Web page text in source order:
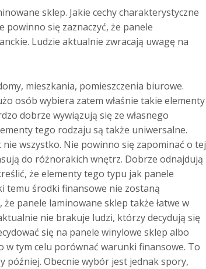
sklep. Jakie cechy charakterystyczne
powinno się zaznaczyć, że panele
Ludzie aktualnie zwracają uwagę na
mieszkania, pomieszczenia biurowe.
osób wybiera zatem właśnie takie elementy
dobrze wywiązują się ze własnego
tego rodzaju są także uniwersalne.
wszystko. Nie powinno się zapominać o tej
do różnorakich wnętrz. Dobrze odnajdują
że elementy tego typu jak panele
temu środki finansowe nie zostaną
panele laminowane sklep także łatwe w
nie brakuje ludzi, którzy decydują się
się na panele winylowe sklep albo
w tym celu porównać warunki finansowe. To
później. Obecnie wybór jest jednak spory,